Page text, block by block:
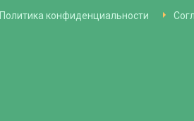
Политика конфиденциальности